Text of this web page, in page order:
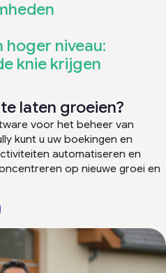
hoger niveau:
knie krijgen
laten groeien?
voor het beheer van
kunt u uw boekingen en
automatiseren en
op nieuwe groei en